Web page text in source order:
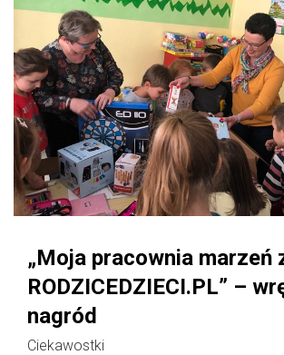
„Moja pracownia marzeń
RODZICEDZIECI.PL” –
nagród
Ciekawostki